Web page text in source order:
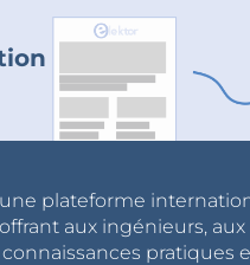
plateforme
aux ingénieurs,
pratiques